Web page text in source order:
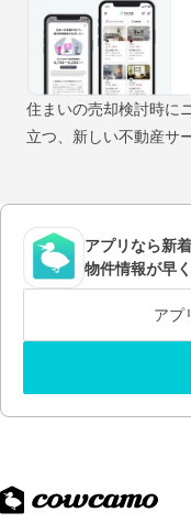
住まいの売却検討時に
立つ、新しい不動産サ
アプリなら新
物件情報が早
アプ